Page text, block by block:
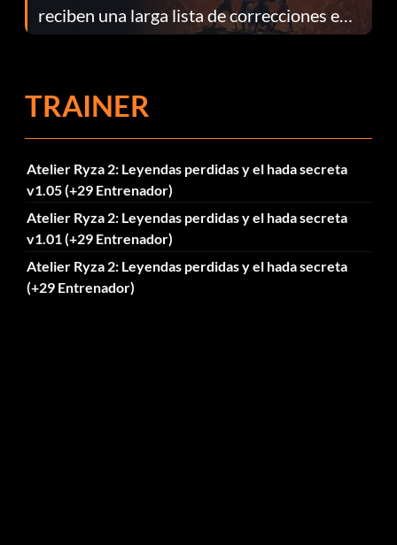
reciben una larga lista de correcciones en
el parche 1.0.4
TRAINER
Atelier Ryza 2: Leyendas perdidas y el hada secreta
v1.05 (+29 Entrenador)
Atelier Ryza 2: Leyendas perdidas y el hada secreta
v1.01 (+29 Entrenador)
Atelier Ryza 2: Leyendas perdidas y el hada secreta
(+29 Entrenador)